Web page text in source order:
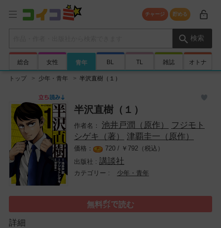
チャージ 貯める
検索
総合 女性 青年 BL TL 雑誌 オトナ
トップ 少年・青年 半沢直樹（１）
半沢直樹（１）
池井戸潤（原作）
フジモト
シゲキ（著）
津覇圭一（原作）
720 / ￥ 792（税込）
講談社
少年・青年
無料㌽で読む
詳細